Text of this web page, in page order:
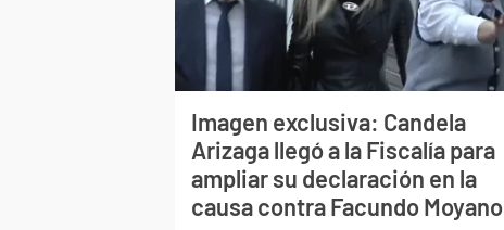
Imagen exclusiva: Candela
Arizaga llegó a la Fiscalía para
ampliar su declaración en la
causa contra Facundo Moyano